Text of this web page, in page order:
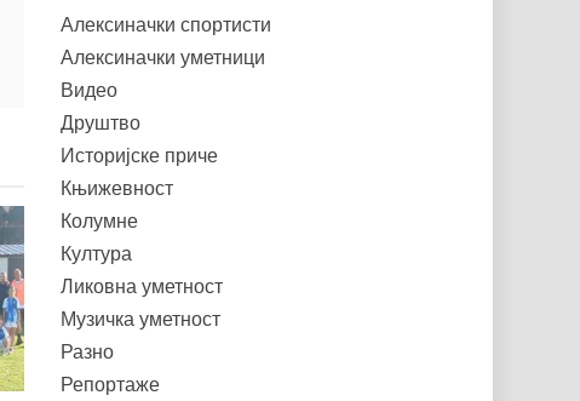
Алексиначки спортисти
Алексиначки уметници
Видео
Друштво
Историјске приче
Књижевност
Колумне
Култура
Ликовна уметност
Музичка уметност
Разно
Репортаже